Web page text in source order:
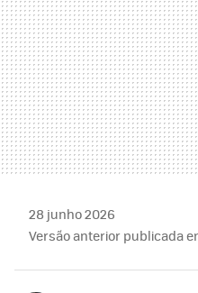
28 junho 2026
Versão anterior publicada